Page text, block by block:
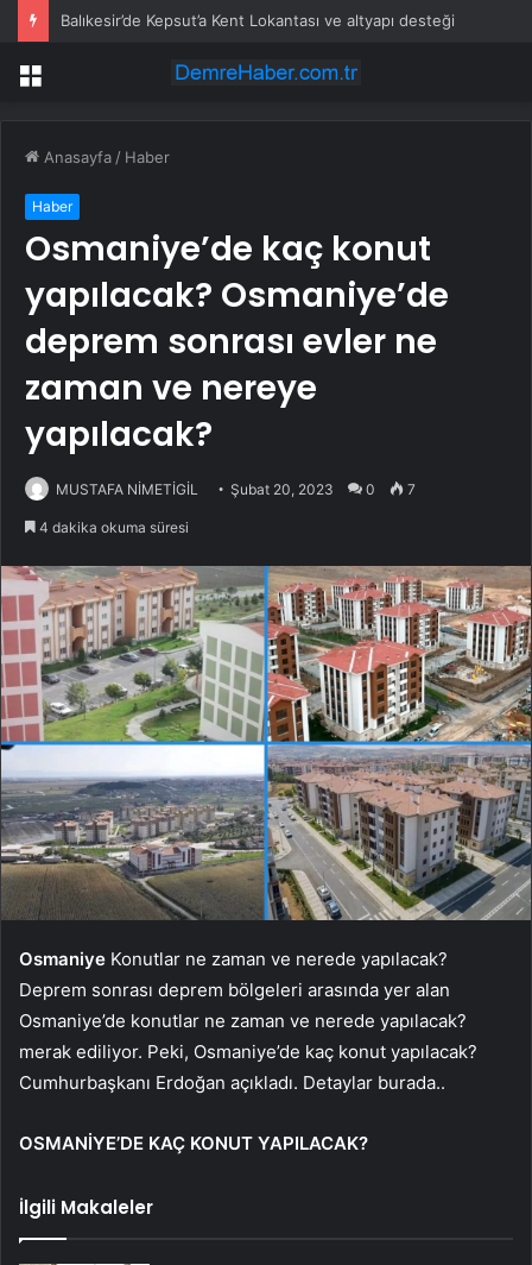
Balıkesir’de Kepsut’a Kent Lokantası ve altyapı desteği
Menü
Anasayfa / Haber
Haber
Osmaniye’de kaç konut
yapılacak? Osmaniye’de
deprem sonrası evler ne
zaman ve nereye
yapılacak?
MUSTAFA NİMETİGİL Şubat 20, 2023 0 7
4 dakika okuma süresi
Osmaniye Konutlar ne zaman ve nerede yapılacak?
Deprem sonrası deprem bölgeleri arasında yer alan
Osmaniye’de konutlar ne zaman ve nerede yapılacak?
merak ediliyor. Peki, Osmaniye’de kaç konut yapılacak?
Cumhurbaşkanı Erdoğan açıkladı. Detaylar burada..
OSMANİYE’DE KAÇ KONUT YAPILACAK?
İlgili Makaleler